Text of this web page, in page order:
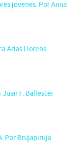
jóvenes. Por Anna
Arias Llorens
Juan F. Ballester
Por Brujapiruja